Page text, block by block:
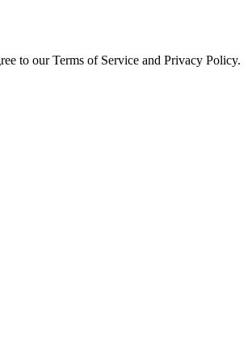
to our Terms of Service and Privacy Policy.